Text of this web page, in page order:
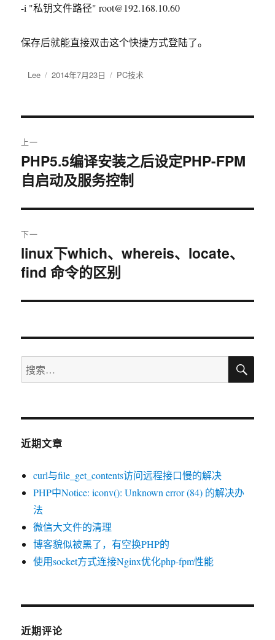
-i "私钥文件路径" root@192.168.10.60
保存后就能直接双击这个快捷方式登陆了。
作
Lee
发
2014年7月23日
分
PC技术
章
导
航
上一
上
篇
章：
PHP5.5编译安装之后设定PHP-FPM
自启动及服务控制
下一
下
篇
章：
linux下which、whereis、locate、
find 命令的区别
搜
索：
搜
近期文章
curl与file_get_contents访问远程接口慢的解决
PHP中Notice: iconv(): Unknown error (84) 的解决办
法
微信大文件的清理
博客貌似被黑了，有空换PHP的
使用socket方式连接Nginx优化php-fpm性能
近期评论